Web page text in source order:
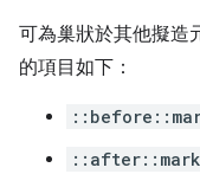
可為巢狀於其他擬造
的項目如下：